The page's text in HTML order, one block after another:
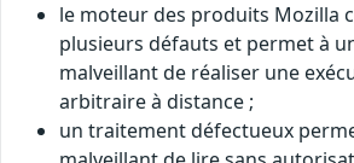
le moteur des produits Mozilla
plusieurs défauts et permet à
malveillant de réaliser une
arbitraire à distance ;
un traitement défectueux